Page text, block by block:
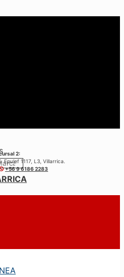
2:
Epulef 1117, L3, Villarrica.
+56 9 6186 2283